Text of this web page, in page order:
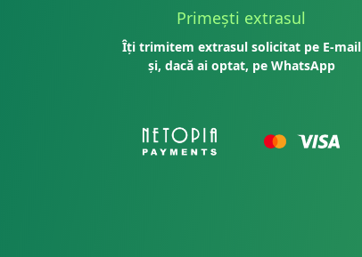
Primești extrasul
Îți trimitem extrasul solicitat pe E-mail
și, dacă ai optat, pe WhatsApp